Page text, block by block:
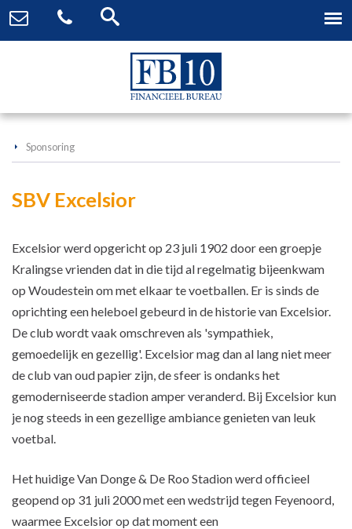
Sponsoring
SBV Excelsior
Excelsior werd opgericht op 23 juli 1902 door een groepje
Kralingse vrienden dat in die tijd al regelmatig bijeenkwam
op Woudestein om met elkaar te voetballen. Er is sinds de
oprichting een heleboel gebeurd in de historie van Excelsior.
De club wordt vaak omschreven als 'sympathiek,
gemoedelijk en gezellig'. Excelsior mag dan al lang niet meer
de club van oud papier zijn, de sfeer is ondanks het
gemoderniseerde stadion amper veranderd. Bij Excelsior kun
je nog steeds in een gezellige ambiance genieten van leuk
voetbal.
Het huidige Van Donge & De Roo Stadion werd officieel
geopend op 31 juli 2000 met een wedstrijd tegen Feyenoord,
waarmee Excelsior op dat moment een